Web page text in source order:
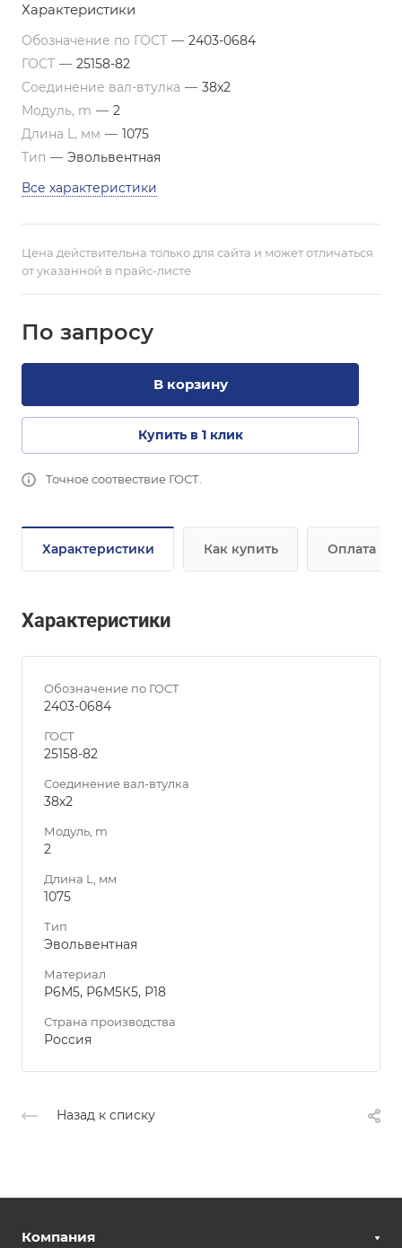
Характеристики
Обозначение по ГОСТ — 2403-0684
ГОСТ — 25158-82
Соединение вал-втулка — 38х2
Модуль, m — 2
Длина L, мм — 1075
Тип — Эвольвентная
Все характеристики
Цена действительна только для сайта и может отличаться
от указанной в прайс-листе
По запросу
В корзину
Купить в 1 клик
Точное соотвествие ГОСТ.
Характеристики Как купить Оплата
Характеристики
Обозначение по ГОСТ
2403-0684
ГОСТ
25158-82
Соединение вал-втулка
38х2
Модуль, m
2
Длина L, мм
1075
Тип
Эвольвентная
Материал
Р6М5, Р6М5К5, Р18
Страна производства
Россия
Назад к списку
Компания